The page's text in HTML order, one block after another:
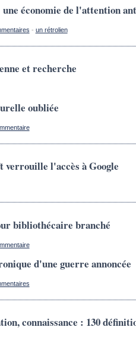
économie de l'attention
- un rétrolien
et recherche
oubliée
l'accès à Google
bibliothécaire branché
d'une guerre annoncée
connaissance : 130